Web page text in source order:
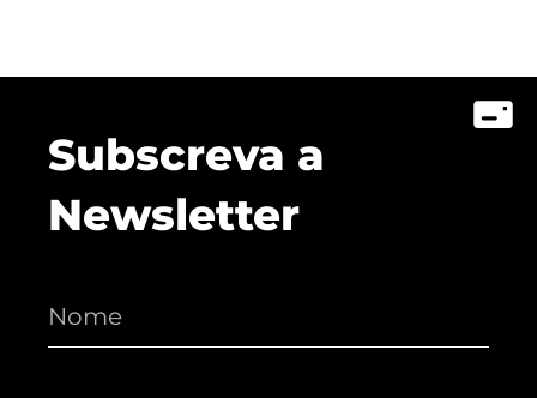
Subscreva a
Newsletter